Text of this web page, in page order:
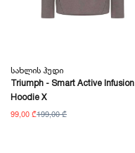
Სახლის Ჰუდი
Triumph - Smart Active Infusion
Hoodie X
99,00 ₾199,00 ₾